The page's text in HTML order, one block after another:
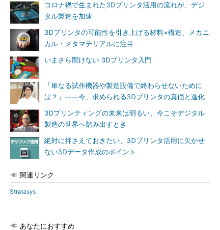
コロナ禍で生まれた3Dプリンタ活用の流れが、デジ
タル製造を加速
3Dプリンタの可能性を引き上げる材料×構造、メカニ
カル・メタマテリアルに注目
いまさら聞けない 3Dプリンタ入門
「単なる試作機器や製造設備で終わらせないために
は？」――今、求められる3Dプリンタの真価と進化
3Dプリンティングの未来は明るい、今こそデジタル
製造の世界へ踏み出すとき
絶対に押さえておきたい、3Dプリンタ活用に欠かせ
ない3Dデータ作成のポイント
関連リンク
Stratasys
あなたにおすすめ